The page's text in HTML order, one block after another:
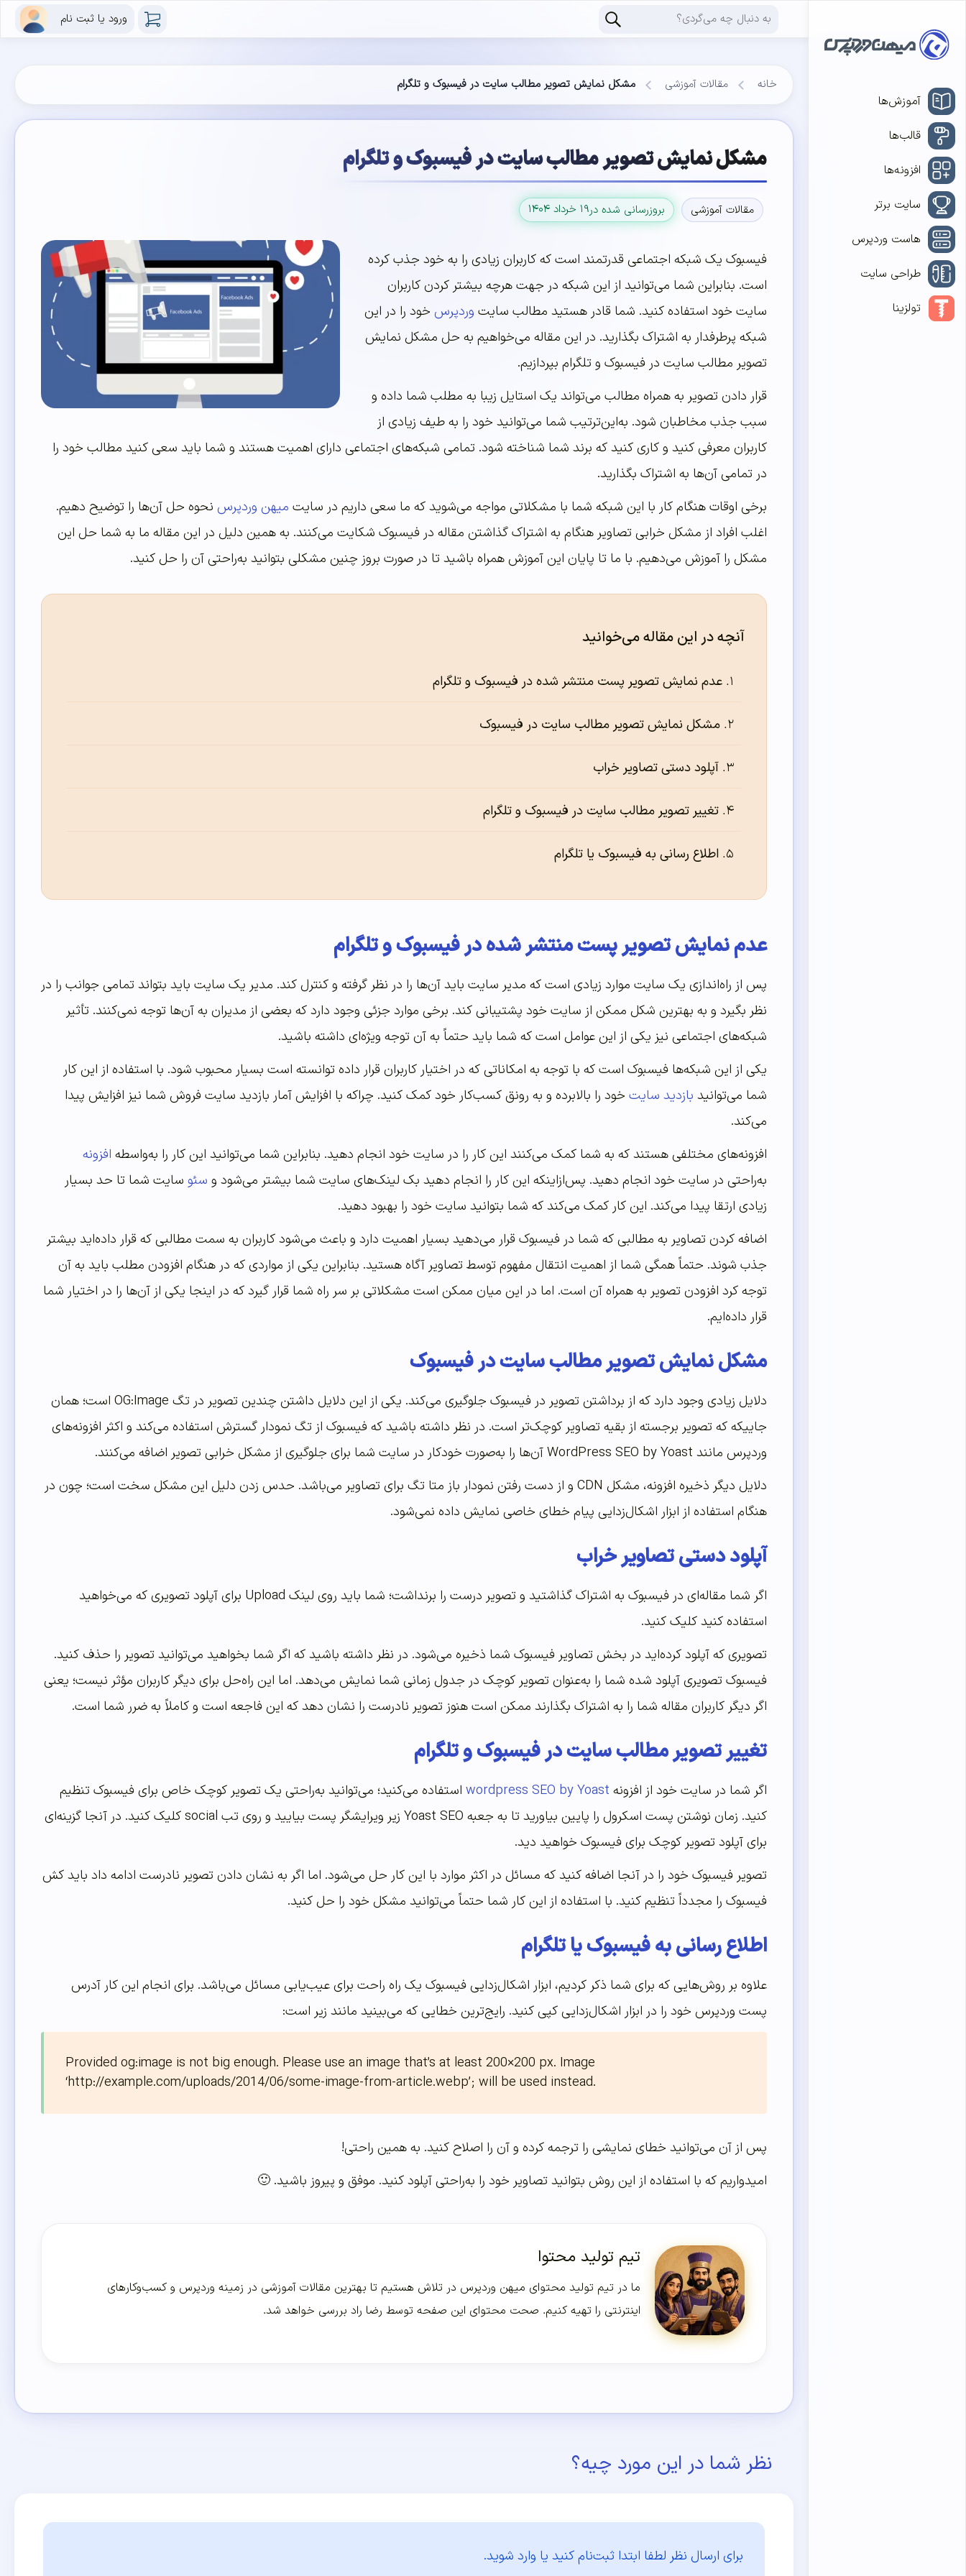
ورود یا ثبت نام
آموزش‌ها
قالب‌ها
افزونه‌ها
سایت برتر
هاست وردپرس
طراحی سایت
تولزینا
خانه مقالات آموزشی مشکل نمایش تصویر مطالب سایت در فیسبوک و تلگرام
مشکل نمایش تصویر مطالب سایت در فیسبوک و تلگرام
مقالات آموزشی بروزرسانی شده در۱۹ خرداد ۱۴۰۴
فیسبوک یک شبکه اجتماعی قدرتمند است که کاربران زیادی را به خود جذب کرده
است. بنابراین شما می‌توانید از این شبکه در جهت هرچه بیشتر کردن کاربران
سایت خود استفاده کنید. شما قادر هستید مطالب سایت وردپرس خود را در این
شبکه پرطرفدار به اشتراک بگذارید. در این مقاله می‌خواهیم به حل مشکل نمایش
تصویر مطالب سایت در فیسبوک و تلگرام بپردازیم.
قرار دادن تصویر به همراه مطالب می‌تواند یک استایل زیبا به مطلب شما داده و
سبب جذب مخاطبان شود. به‌این‌ترتیب شما می‌توانید خود را به طیف زیادی از
کاربران معرفی کنید و کاری کنید که برند شما شناخته شود. تمامی شبکه‌های اجتماعی دارای اهمیت هستند و شما باید سعی کنید مطالب خود را
در تمامی آن‌ها به اشتراک بگذارید.
برخی اوقات هنگام کار با این شبکه شما با مشکلاتی مواجه می‌شوید که ما سعی داریم در سایت میهن وردپرس نحوه حل آن‌ها را توضیح دهیم.
اغلب افراد از مشکل خرابی تصاویر هنگام به اشتراک گذاشتن مقاله در فیسبوک شکایت می‌کنند. به همین دلیل در این مقاله ما به شما حل این
مشکل را آموزش می‌دهیم. با ما تا پایان این آموزش همراه باشید تا در صورت بروز چنین مشکلی بتوانید به‌راحتی آن را حل کنید.
آنچه در این مقاله می‌خوانید
عدم نمایش تصویر پست منتشر شده در فیسبوک و تلگرام
مشکل نمایش تصویر مطالب سایت در فیسبوک
آپلود دستی تصاویر خراب
تغییر تصویر مطالب سایت در فیسبوک و تلگرام
اطلاع رسانی به فیسبوک یا تلگرام
عدم نمایش تصویر پست منتشر شده در فیسبوک و تلگرام
پس از راه‌اندازی یک سایت موارد زیادی است که مدیر سایت باید آن‌ها را در نظر گرفته و کنترل کند. مدیر یک سایت باید بتواند تمامی جوانب را در
نظر بگیرد و به بهترین شکل ممکن از سایت خود پشتیبانی کند. برخی موارد جزئی وجود دارد که بعضی از مدیران به آن‌ها توجه نمی‌کنند. تأثیر
شبکه‌های اجتماعی نیز یکی از این عوامل است که شما باید حتماً به آن توجه ویژه‌ای داشته باشید.
یکی از این شبکه‌ها فیسبوک است که با توجه به امکاناتی که در اختیار کاربران قرار داده توانسته است بسیار محبوب شود. با استفاده از این کار
شما می‌توانید بازدید سایت خود را بالابرده و به رونق کسب‌کار خود کمک کنید. چراکه با افزایش آمار بازدید سایت فروش شما نیز افزایش پیدا
می‌کند.
افزونه‌های مختلفی هستند که به شما کمک می‌کنند این کار را در سایت خود انجام دهید. بنابراین شما می‌توانید این کار را به‌واسطه افزونه
به‌راحتی در سایت خود انجام دهید. پس‌ازاینکه این کار را انجام دهید بک لینک‌های سایت شما بیشتر می‌شود و سئو سایت شما تا حد بسیار
زیادی ارتقا پیدا می‌کند. این کار کمک می‌کند که شما بتوانید سایت خود را بهبود دهید.
اضافه کردن تصاویر به مطالبی که شما در فیسبوک قرار می‌دهید بسیار اهمیت دارد و باعث می‌شود کاربران به سمت مطالبی که قرار داده‌اید بیشتر
جذب شوند. حتماً همگی شما از اهمیت انتقال مفهوم توسط تصاویر آگاه هستید. بنابراین یکی از مواردی که در هنگام افزودن مطلب باید به آن
توجه کرد افزودن تصویر به همراه آن است. اما در این میان ممکن است مشکلاتی بر سر راه شما قرار گیرد که در اینجا یکی از آن‌ها را در اختیار شما
قرار داده‌ایم.
مشکل نمایش تصویر مطالب سایت در فیسبوک
دلایل زیادی وجود دارد که از برداشتن تصویر در فیسبوک جلوگیری می‌کند. یکی از این دلایل داشتن چندین تصویر در تگ OG:Image است؛ همان
جاییکه که تصویر برجسته از بقیه تصاویر کوچک‌تر است. در نظر داشته باشید که فیسبوک از تگ نمودار گسترش استفاده می‌کند و اکثر افزونه‌های
وردپرس مانند WordPress SEO by Yoast آن‌ها را به‌صورت خودکار در سایت شما برای جلوگیری از مشکل خرابی تصویر اضافه می‌کنند.
دلایل دیگر ذخیره افزونه، مشکل CDN و از دست رفتن نمودار باز متا تگ برای تصاویر می‌باشد. حدس زدن دلیل این مشکل سخت است؛ چون در
هنگام استفاده از ابزار اشکال‌زدایی پیام خطای خاصی نمایش داده نمی‌شود.
آپلود دستی تصاویر خراب
اگر شما مقاله‌ای در فیسبوک به اشتراک گذاشتید و تصویر درست را برنداشت؛ شما باید روی لینک Upload برای آپلود تصویری که می‌خواهید
استفاده کنید کلیک کنید.
تصویری که آپلود کرده‌اید در بخش تصاویر فیسبوک شما ذخیره می‌شود. در نظر داشته باشید که اگر شما بخواهید می‌توانید تصویر را حذف کنید.
فیسبوک تصویری آپلود شده شما را به‌عنوان تصویر کوچک در جدول زمانی شما نمایش می‌دهد. اما این راه‌حل برای دیگر کاربران مؤثر نیست؛ یعنی
اگر دیگر کاربران مقاله شما را به اشتراک بگذارند ممکن است هنوز تصویر نادرست را نشان دهد که این فاجعه است و کاملاً به ضرر شما است.
تغییر تصویر مطالب سایت در فیسبوک و تلگرام
اگر شما در سایت خود از افزونه wordpress SEO by Yoast استفاده می‌کنید؛ می‌توانید به‌راحتی یک تصویر کوچک خاص برای فیسبوک تنظیم
کنید. زمان نوشتن پست اسکرول را پایین بیاورید تا به جعبه Yoast SEO زیر ویرایشگر پست بیایید و روی تب social کلیک کنید. در آنجا گزینه‌ای
برای آپلود تصویر کوچک برای فیسبوک خواهید دید.
تصویر فیسبوک خود را در آنجا اضافه کنید که مسائل در اکثر موارد با این کار حل می‌شود. اما اگر به نشان دادن تصویر نادرست ادامه داد باید کش
فیسبوک را مجدداً تنظیم کنید. با استفاده از این کار شما حتماً می‌توانید مشکل خود را حل کنید.
اطلاع رسانی به فیسبوک یا تلگرام
علاوه بر روش‌هایی که برای شما ذکر کردیم، ابزار اشکال‌زدایی فیسبوک یک راه راحت برای عیب‌یابی مسائل می‌باشد. برای انجام این کار آدرس
پست وردپرس خود را در ابزار اشکال‌زدایی کپی کنید. رایج‌ترین خطایی که می‌بینید مانند زیر است:
Provided og:image is not big enough. Please use an image that’s at least 200×200 px. Image
‘http://example.com/uploads/2014/06/some-image-from-article.webp’; will be used instead.
پس از آن می‌‌‌‌‌توانید خطای نمایشی را ترجمه کرده و آن را اصلاح کنید. به همین راحتی!
امیدواریم که با استفاده از این روش بتوانید تصاویر خود را به‌‌‌‌‌راحتی آپلود کنید. موفق و پیروز باشید. 🙂
تیم تولید محتوا
ما در تیم تولید محتوای میهن وردپرس در تلاش هستیم تا بهترین مقالات آموزشی در زمینه وردپرس و کسب‌و‌کارهای
اینترنتی را تهیه کنیم. صحت محتوای این صفحه توسط رضا راد بررسی خواهد شد.
نظر شما در این مورد چیه؟
برای ارسال نظر لطفا ابتدا ثبت‌نام کنید یا وارد شوید.